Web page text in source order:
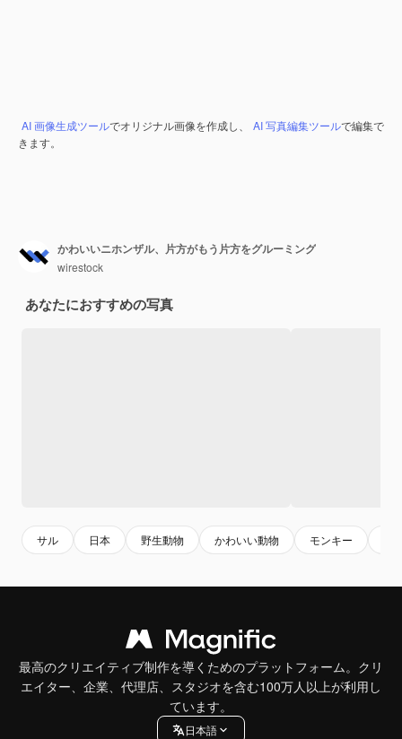
AI 画像生成ツールでオリジナル画像を作成し、 AI 写真編集ツールで編集で
きます。
かわいいニホンザル、片方がもう片方をグルーミング
wirestock
あなたにおすすめの写真
サル 日本 野生動物 かわいい動物 モンキー
最高のクリエイティブ制作を導くためのプラットフォーム。クリ
エイター、企業、代理店、スタジオを含む100万人以上が利用し
ています。
日本語